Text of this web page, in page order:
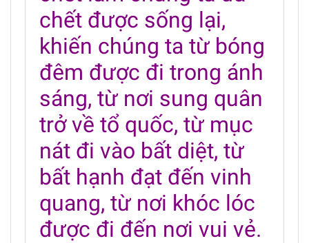
chết được sống lại,
khiến chúng ta từ bóng
đêm được đi trong ánh
sáng, từ nơi sung quân
trở về tổ quốc, từ mục
nát đi vào bất diệt, từ
bất hạnh đạt đến vinh
quang, từ nơi khóc lóc
được đi đến nơi vui vẻ.